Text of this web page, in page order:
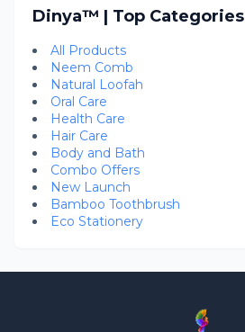
Dinya™ | Top Categories
All Products
Neem Comb
Natural Loofah
Oral Care
Health Care
Hair Care
Body and Bath
Combo Offers
New Launch
Bamboo Toothbrush
Eco Stationery